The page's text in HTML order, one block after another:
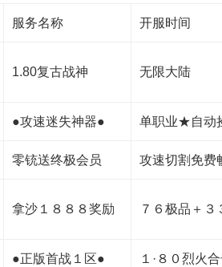
服务名称 开服时间
1.80复古战神 无限大陆
●攻速迷失神器● 单职业★自动
零铳送终极会员 攻速切割免费
拿沙１８８８奖励 ７６极品＋
●正版首战１区● １·８０烈火